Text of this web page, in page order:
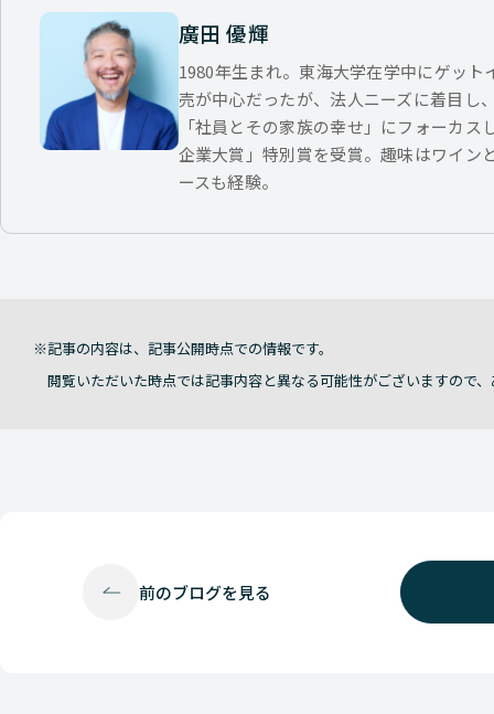
廣田 優輝
1980年生まれ。東海大学在学中にゲッ
売が中心だったが、法人ニーズに着目し
「社員とその家族の幸せ」にフォーカス
企業大賞」特別賞を受賞。趣味はワイン
ースも経験。
記事の内容は、記事公開時点での情報です。
閲覧いただいた時点では記事内容と異なる可能性がございますので、
前のブログを見る